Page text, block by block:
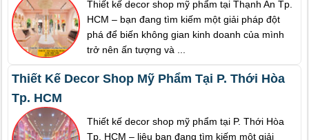
Thiết kế decor shop mỹ phẩm tại Thạnh An Tp.
HCM – bạn đang tìm kiếm một giải pháp đột
phá để biến không gian kinh doanh của mình
trở nên ấn tượng và ...
Thiết Kế Decor Shop Mỹ Phẩm Tại P. Thới Hòa
Tp. HCM
Thiết kế decor shop mỹ phẩm tại P. Thới Hòa
Tp. HCM – liệu bạn đang tìm kiếm một giải